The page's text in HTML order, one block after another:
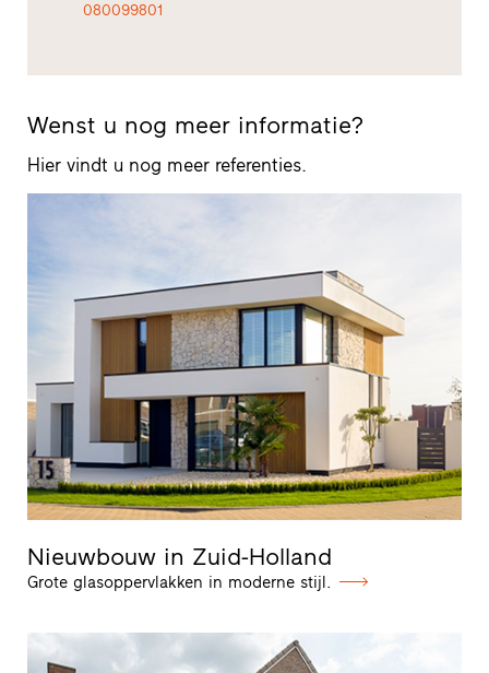
080099801
Wenst u nog meer informatie?
Hier vindt u nog meer referenties.
Nieuwbouw in Zuid-Holland
Grote glasoppervlakken in moderne stijl.